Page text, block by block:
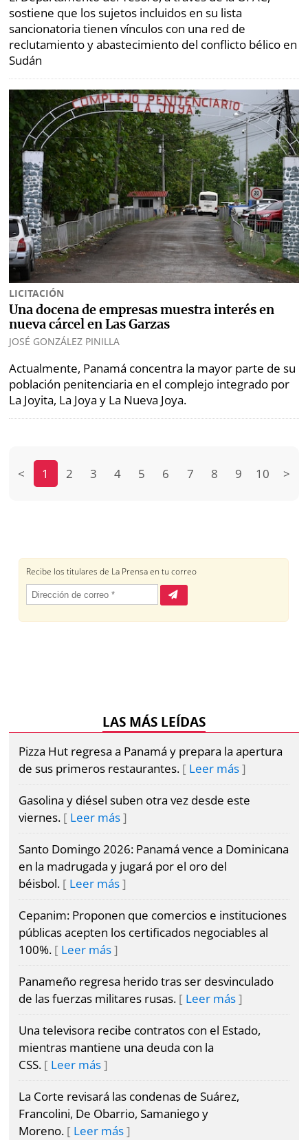
sostiene que los sujetos incluidos en su lista
sancionatoria tienen vínculos con una red de
reclutamiento y abastecimiento del conflicto bélico en
Sudán
LICITACIÓN
Una docena de empresas muestra interés en
nueva cárcel en Las Garzas
JOSÉ GONZÁLEZ PINILLA
Actualmente, Panamá concentra la mayor parte de su
población penitenciaria en el complejo integrado por
La Joyita, La Joya y La Nueva Joya.
< 1 2 3 4 5 6 7 8 9 10 >
LAS MÁS LEÍDAS
Pizza Hut regresa a Panamá y prepara la apertura
de sus primeros restaurantes.
Leer más
Gasolina y diésel suben otra vez desde este
viernes.
Leer más
Santo Domingo 2026: Panamá vence a Dominicana
en la madrugada y jugará por el oro del
béisbol.
Leer más
Cepanim: Proponen que comercios e instituciones
públicas acepten los certificados negociables al
100%.
Leer más
Panameño regresa herido tras ser desvinculado
de las fuerzas militares rusas.
Leer más
Una televisora recibe contratos con el Estado,
mientras mantiene una deuda con la
CSS.
Leer más
La Corte revisará las condenas de Suárez,
Francolini, De Obarrio, Samaniego y
Moreno.
Leer más